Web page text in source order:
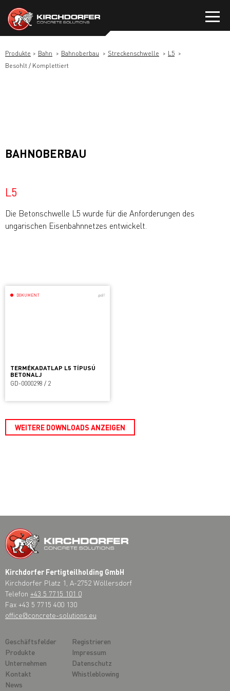
Inhalt
springen
Produkte Bahn Bahnoberbau Streckenschwelle
L5
Besohlt / Komplettiert
BAHNOBERBAU
L5
Die Betonschwelle L5 wurde für die Anforderungen des
ungarischen Eisenbahnnetzes entwickelt.
DOKUMENT .pdf
TERMÉKADATLAP L5 TÍPUSÚ
BETONALJ
GD-0000298 / 2
WEITERE DOWNLOADS ANZEIGEN
Kirchdorfer Fertigteilholding GmbH
Kirchdorfer Platz 1, A-2752 Wöllersdorf
Telefon +43 5 7715 101 0
Fax +43 5 7715 400 130
office@concrete-solutions.eu
Geschäftsfelder
Produkte
Unternehmen
Kontakt
News
Registrieren
Impressum
Datenschutz
Whistleblowing